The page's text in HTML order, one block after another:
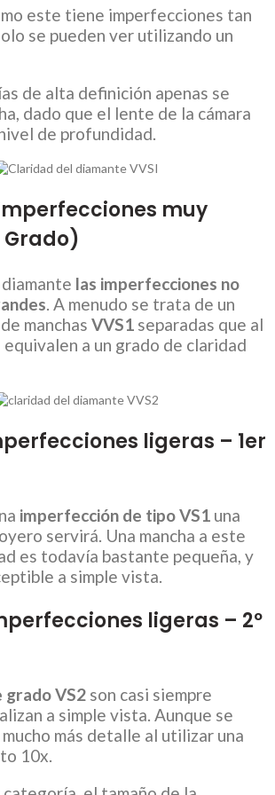
este tiene imperfecciones tan
se pueden ver utilizando un
de alta definición apenas se
dado que el lente de la cámara
de profundidad.
muy
Grado)
las imperfecciones no
. A menudo se trata de un
manchas VVS1 separadas que al
a un grado de claridad
ligeras – 1er
imperfección de tipo VS1 una
servirá. Una mancha a este
es todavía bastante pequeña, y
a simple vista.
ligeras – 2º
grado VS2 son casi siempre
a simple vista. Aunque se
más detalle al utilizar una
10x.